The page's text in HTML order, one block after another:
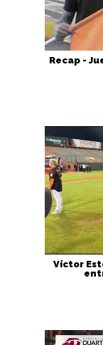
Recap -
Víctor